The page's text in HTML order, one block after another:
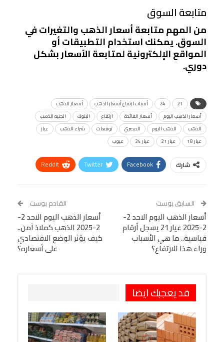
متابعة السوق
من المهم متابعة أسعار الذهب والتغيرات في
السوق. يمكنك استخدام التطبيقات أو
المواقع الإلكترونية لمتابعة الأسعار بشكل
دوري.
21
24 أسباب ارتفاع أسعار الذهب
أسعار الذهب
أسعار الذهب اليوم
أسعار الفائدة ارتفاع البنوك
الجنيه الذهب
الذهب
الذهب اليوم المصري توقعات شراء الذهب
عيار
عيار 18
عيار 21 عيار 24 عيوب
شارك Facebook
Twitter
ReddIt
Tumblr
البريد الإلكتروني
StumbleUpon
VK
Digg
LINE
BlackBerry
Viber
طباعة
السابق بوست
أسعار الذهب اليوم الاحد 2-
2-2025 عيار 21 يسجل أرقام
قياسية.. ما هي الأسباب
وراء هذا الارتفاع؟
القادم بوست
أسعار الذهب اليوم الاحد 2-
2-2025 الذهب كملاذ آمن..
كيف يؤثر الوضع الاقتصادي
على أسعاره؟
قد يعجبك ايضا